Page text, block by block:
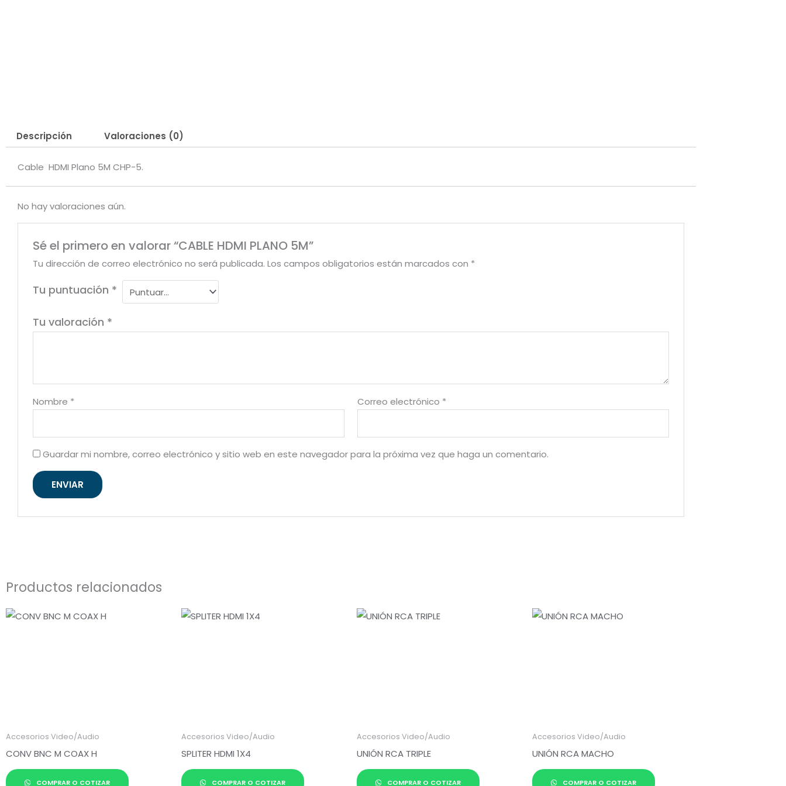
Descripción Valoraciones (0)
Cable HDMI Plano 5M CHP-5.
No hay valoraciones aún.
Sé el primero en valorar “CABLE HDMI PLANO 5M”
Tu dirección de correo electrónico no será publicada. Los campos obligatorios están marcados con *
Tu puntuación *
Tu valoración *
Nombre * Correo electrónico *
Guardar mi nombre, correo electrónico y sitio web en este navegador para la próxima vez que haga un comentario.
Productos relacionados
Accesorios Video/Audio
CONV BNC M COAX H
COMPRAR O COTIZAR
Accesorios Video/Audio
SPLITER HDMI 1X4
COMPRAR O COTIZAR
Accesorios Video/Audio
UNIÓN RCA TRIPLE
COMPRAR O COTIZAR
Accesorios Video/Audio
UNIÓN RCA MACHO
COMPRAR O COTIZAR